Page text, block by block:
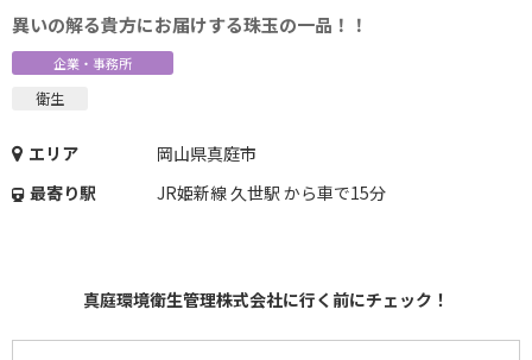
異いの解る貴方にお届けする珠玉の一品！！
企業・事務所
衛生
エリア
岡山県真庭市
最寄り駅
JR姫新線 久世駅 から車で15分
真庭環境衛生管理株式会社に行く前にチェック！